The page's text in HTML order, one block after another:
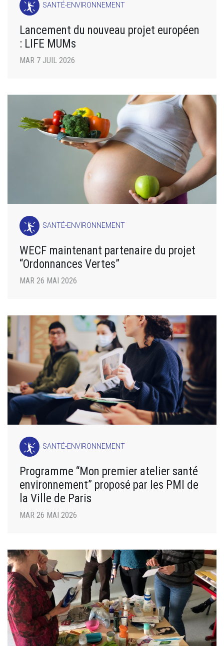
SANTÉ-ENVIRONNEMENT
Lancement du nouveau projet européen
: LIFE MUMs
MAR 7 JUIL 2026
SANTÉ-ENVIRONNEMENT
WECF maintenant partenaire du projet
“Ordonnances Vertes”
MAR 26 MAI 2026
SANTÉ-ENVIRONNEMENT
Programme “Mon premier atelier santé
environnement” proposé par les PMI de
la Ville de Paris
MAR 26 MAI 2026